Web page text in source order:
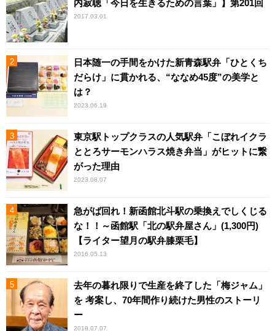
内寂聴「今日を生きるための言葉」】第201回
2017.03.01
日本随一の手間をかけた新青森駅弁「ひとくち
だらけ」に貫かれる、“ななめ45度”の美学と
は？
2023.06.19
東京駅トップクラスの人気駅弁「こぼれイクラ
ととろサーモンハラス焼き弁当」がヒットに繋
がった理由
2023.08.07
急がば回れ！新函館北斗駅の乗換えでしくじる
な！！～函館駅「北の駅弁屋さん」(1,300円)
【ライター望月の駅弁膝栗毛】
2016.05.13
去年の暮れ限りで生産を終了した「梅ジャム」
を 考案し、70年間作り続けた男性のストーリ
ー
2018.07.07